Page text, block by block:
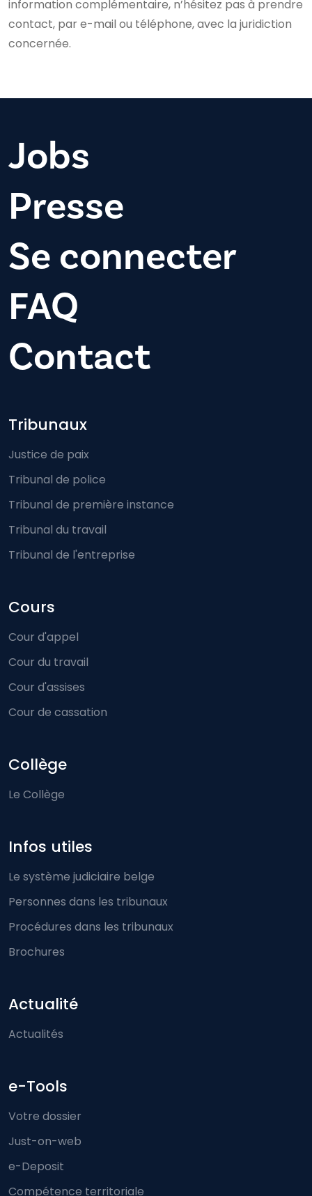
information complémentaire, n’hésitez pas à prendre
contact, par e-mail ou téléphone, avec la juridiction
concernée.
Jobs
Presse
Se connecter
FAQ
Contact
Footer-menu
Tribunaux
Justice de paix
Tribunal de police
Tribunal de première instance
Tribunal du travail
Tribunal de l'entreprise
Cours
Cour d'appel
Cour du travail
Cour d'assises
Cour de cassation
Collège
Le Collège
Infos utiles
Le système judiciaire belge
Personnes dans les tribunaux
Procédures dans les tribunaux
Brochures
Actualité
Actualités
e-Tools
Votre dossier
Just-on-web
e-Deposit
Compétence territoriale